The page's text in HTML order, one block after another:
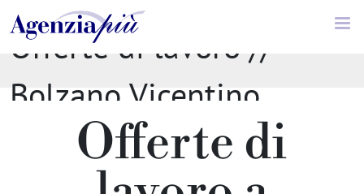
Offerte di lavoro //
Bolzano Vicentino
Offerte di